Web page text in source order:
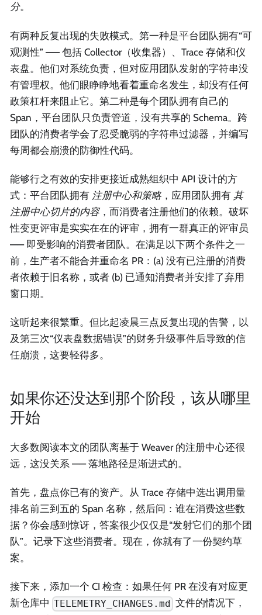
分。
有两种反复出现的失败模式。第一种是平台团队拥有“可
观测性” —— 包括 Collector（收集器）、Trace 存储和仪
表盘。他们对系统负责，但对应用团队发射的字符串没
有管理权。他们眼睁睁地看着重命名发生，却没有任何
政策杠杆来阻止它。第二种是每个团队拥有自己的
Span，平台团队只负责管道，没有共享的 Schema。跨
团队的消费者学会了忍受脆弱的字符串过滤器，并编写
每周都会崩溃的防御性代码。
能够行之有效的安排更接近成熟组织中 API 设计的方
式：平台团队拥有 注册中心和策略 ，应用团队拥有 其
注册中心切片的内容，而消费者注册他们的依赖。破坏
性变更评审是实实在在的评审，拥有一群真正的评审员
—— 即受影响的消费者团队。在满足以下两个条件之一
前，生产者不能合并重命名 PR：(a) 没有已注册的消费
者依赖于旧名称，或者 (b) 已通知消费者并安排了弃用
窗口期。
这听起来很繁重。但比起凌晨三点反复出现的告警，以
及第三次“仪表盘数据错误”的财务升级事件后导致的信
任崩溃，这要轻得多。
如果你还没达到那个阶段，该从哪里
开始
大多数阅读本文的团队离基于 Weaver 的注册中心还很
远，这没关系 —— 落地路径是渐进式的。
首先，盘点你已有的资产。从 Trace 存储中选出调用量
排名前三到五的 Span 名称，然后问：谁在消费这些数
据？你会感到惊讶，答案很少仅仅是“发射它们的那个团
队”。记录下这些消费者。现在，你就有了一份契约草
案。
接下来，添加一个 CI 检查：如果任何 PR 在没有对应更
新仓库中 TELEMETRY_CHANGES.md 文件的情况下，